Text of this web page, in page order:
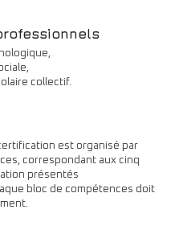
collectif.
est organisé par
correspondant aux cinq
présentés
bloc de compétences doit